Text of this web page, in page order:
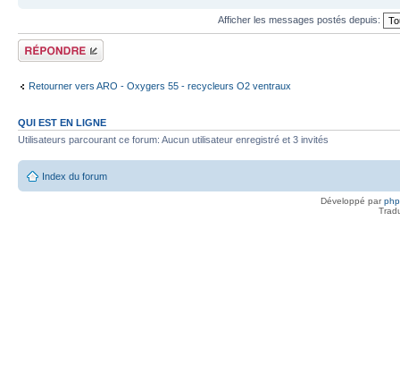
Afficher les messages postés depuis:
Répondre
Retourner vers ARO - Oxygers 55 - recycleurs O2 ventraux
QUI EST EN LIGNE
Utilisateurs parcourant ce forum: Aucun utilisateur enregistré et 3 invités
Index du forum
Développé par